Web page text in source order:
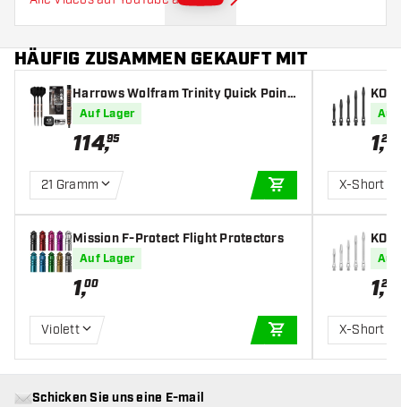
HÄUFIG ZUSAMMEN GEKAUFT MIT
Harrows Wolfram Trinity Quick Point
97% - Dartpfeile
Auf Lager
114,95
21 Gramm
IN DEN
Mission F-Protect Flight Protectors
Auf Lager
1,00
Violett
IN DEN
rt
Auf
1,20
X-Short
rt
Auf
1,20
X-Short
Schicken Sie uns eine E-mail